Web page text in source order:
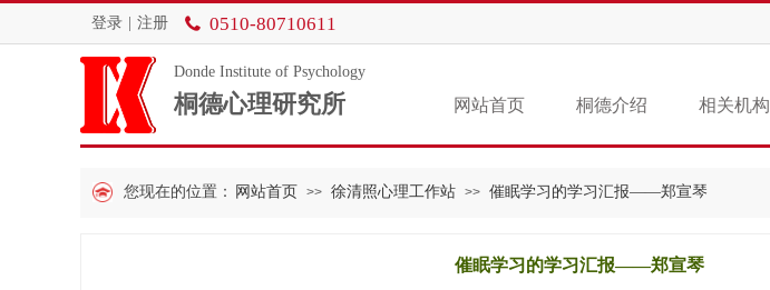
登录 注册 0510-80710611
Donde Institute of Psychology
桐德心理研究所 网站首页 桐德介绍 相关机构
您现在的位置： 网站首页 >> 徐清照心理工作站 >> 催眠学习的学习汇报——郑宣琴
催眠学习的学习汇报——郑宣琴